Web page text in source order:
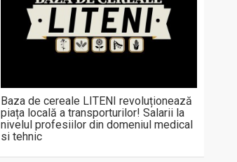
Baza de cereale LITENI revoluționează
piața locală a transporturilor! Salarii la
nivelul profesiilor din domeniul medical
si tehnic